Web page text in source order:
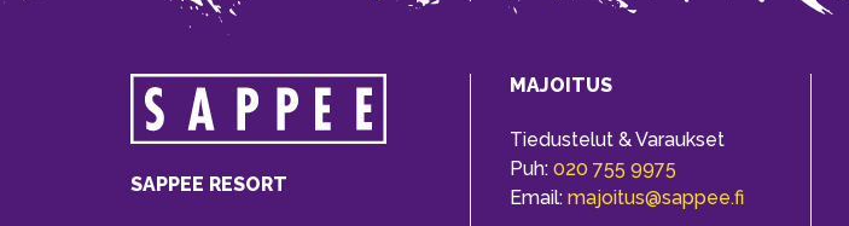
SAPPEE RESORT
MAJOITUS
Tiedustelut & Varaukset
Puh: 020 755 9975
Email: majoitus@sappee.fi